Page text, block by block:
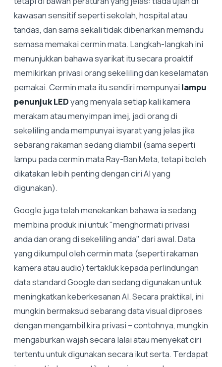
kawasan sensitif seperti sekolah, hospital atau
tandas, dan sama sekali tidak dibenarkan memandu
semasa memakai cermin mata. Langkah-langkah ini
menunjukkan bahawa syarikat itu secara proaktif
memikirkan privasi orang sekeliling dan keselamatan
pemakai. Cermin mata itu sendiri mempunyai lampu
penunjuk LEDyang menyala setiap kali kamera
merakam atau menyimpan imej, jadi orang di
sekeliling anda mempunyai isyarat yang jelas jika
sebarang rakaman sedang diambil (sama seperti
lampu pada cermin mata Ray-Ban Meta, tetapi boleh
dikatakan lebih penting dengan ciri AI yang
digunakan).
Google juga telah menekankan bahawa ia sedang
membina produk ini untuk "menghormati privasi
anda dan orang di sekeliling anda" dari awal. Data
yang dikumpul oleh cermin mata (seperti rakaman
kamera atau audio) tertakluk kepada perlindungan
data standard Google dan sedang digunakan untuk
meningkatkan keberkesanan AI. Secara praktikal, ini
mungkin bermaksud sebarang data visual diproses
dengan mengambil kira privasi – contohnya, mungkin
mengaburkan wajah secara lalai atau menyekat ciri
tertentu untuk digunakan secara ikut serta. Terdapat